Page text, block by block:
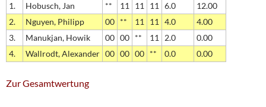
1.
Hobusch, Jan ** 11 11 11 6.0
12.00
2.
Nguyen, Philipp 00 ** 11 11 4.0
4.00
3.
Manukjan, Howik 00 00 ** 11 2.0
0.00
4.
Wallrodt, Alexander 00 00 00 ** 0.0 0.00
Zur Gesamtwertung